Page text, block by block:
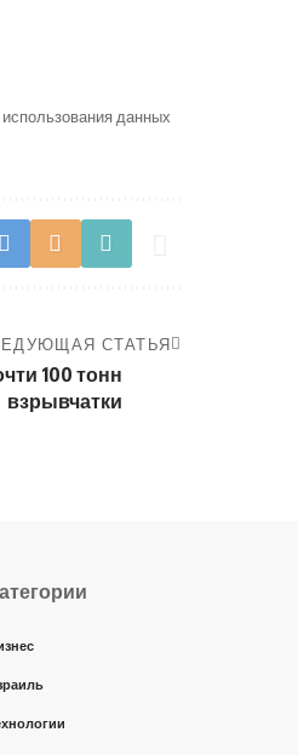
использования данных
СТАТЬЯ
100 тонн
взрывчатки